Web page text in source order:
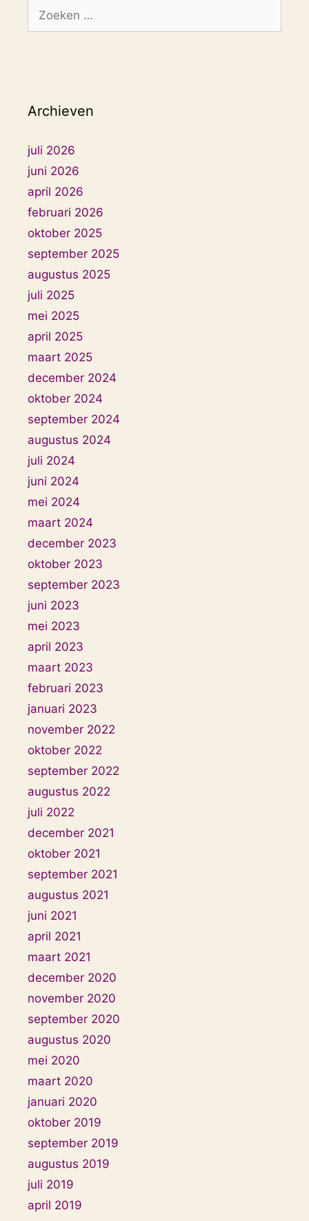
naar:
Archieven
juli 2026
juni 2026
april 2026
februari 2026
oktober 2025
september 2025
augustus 2025
juli 2025
mei 2025
april 2025
maart 2025
december 2024
oktober 2024
september 2024
augustus 2024
juli 2024
juni 2024
mei 2024
maart 2024
december 2023
oktober 2023
september 2023
juni 2023
mei 2023
april 2023
maart 2023
februari 2023
januari 2023
november 2022
oktober 2022
september 2022
augustus 2022
juli 2022
december 2021
oktober 2021
september 2021
augustus 2021
juni 2021
april 2021
maart 2021
december 2020
november 2020
september 2020
augustus 2020
mei 2020
maart 2020
januari 2020
oktober 2019
september 2019
augustus 2019
juli 2019
april 2019